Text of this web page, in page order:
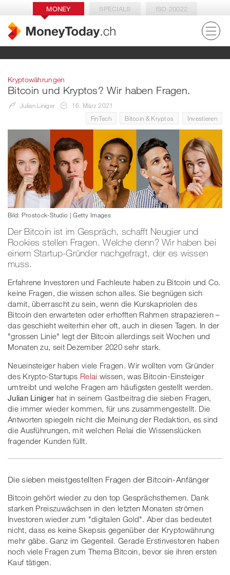
MONEY SPECIALS ISO 20022
Kryptowährungen
Bitcoin und Kryptos? Wir haben Fragen.
Julian Liniger
16. März 2021
FinTech
Bitcoin & Kryptos Investieren
Bild: Prostock-Studio | Getty Images
Der Bitcoin ist im Gespräch, schafft Neugier und
Rookies stellen Fragen. Welche denn? Wir haben bei
einem Startup-Gründer nachgefragt, der es wissen
muss.
Erfahrene Investoren und Fachleute haben zu Bitcoin und Co.
keine Fragen, die wissen schon alles. Sie begnügen sich
damit, überrascht zu sein, wenn die Kurskapriolen des
Bitcoin den erwarteten oder erhofften Rahmen strapazieren –
das geschieht weiterhin eher oft, auch in diesen Tagen. In der
"grossen Linie" legt der Bitcoin allerdings seit Wochen und
Monaten zu, seit Dezember 2020 sehr stark.
Neueinsteiger haben viele Fragen. Wir wollten vom Gründer
des Krypto-Startups Relai wissen, was Bitcoin-Einsteiger
umtreibt und welche Fragen am häufigsten gestellt werden.
Julian Liniger hat in seinem Gastbeitrag die sieben Fragen,
die immer wieder kommen, für uns zusammengestellt. Die
Antworten spiegeln nicht die Meinung der Redaktion, es sind
die Ausführungen, mit welchen Relai die Wissenslücken
fragender Kunden füllt.
Die sieben meistgestellten Fragen der Bitcoin-Anfänger
Bitcoin gehört wieder zu den top Gesprächsthemen. Dank
starken Preiszuwächsen in den letzten Monaten strömen
Investoren wieder zum "digitalen Gold". Aber das bedeutet
nicht, dass es keine Skepsis gegenüber der Kryptowährung
mehr gäbe. Ganz im Gegenteil. Gerade Erstinvestoren haben
noch viele Fragen zum Thema Bitcoin, bevor sie ihren ersten
Kauf tätigen.